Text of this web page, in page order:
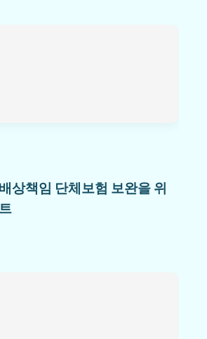
상책임 단체보험 보완을 위